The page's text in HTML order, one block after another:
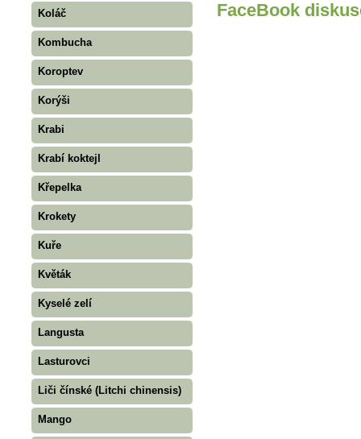
Koláč
Kombucha
Koroptev
Korýši
Krabi
Krabí koktejl
Křepelka
Krokety
Kuře
Květák
Kyselé zelí
Langusta
Lasturovci
Liči čínské (Litchi chinensis)
Mango
FaceBook